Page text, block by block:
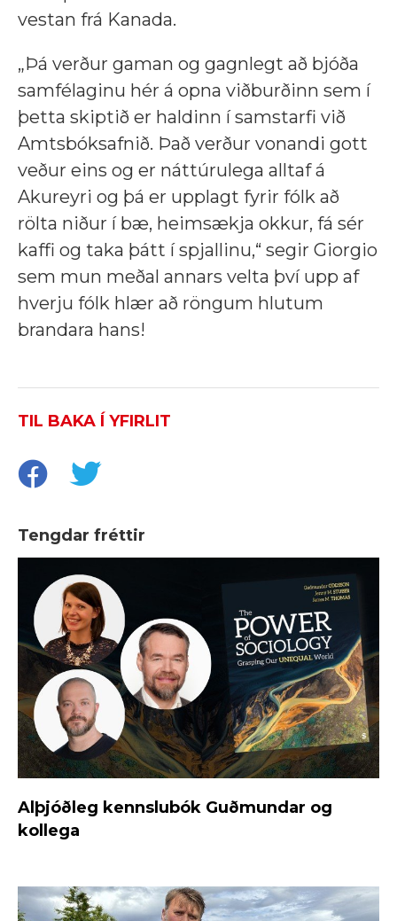
vestan frá Kanada.
„Þá verður gaman og gagnlegt að bjóða
samfélaginu hér á opna viðburðinn sem í
þetta skiptið er haldinn í samstarfi við
Amtsbóksafnið. Það verður vonandi gott
veður eins og er náttúrulega alltaf á
Akureyri og þá er upplagt fyrir fólk að
rölta niður í bæ, heimsækja okkur, fá sér
kaffi og taka þátt í spjallinu,“ segir Giorgio
sem mun meðal annars velta því upp af
hverju fólk hlær að röngum hlutum
brandara hans!
TIL BAKA Í YFIRLIT
Tengdar fréttir
Alþjóðleg kennslubók Guðmundar og
kollega